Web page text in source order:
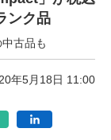
ンク品
古品も
年5月18日 11:00